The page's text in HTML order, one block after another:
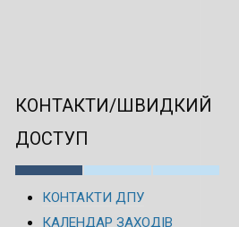
КОНТАКТИ/ШВИДКИЙ
ДОСТУП
КОНТАКТИ ДПУ
КАЛЕНДАР ЗАХОДІВ